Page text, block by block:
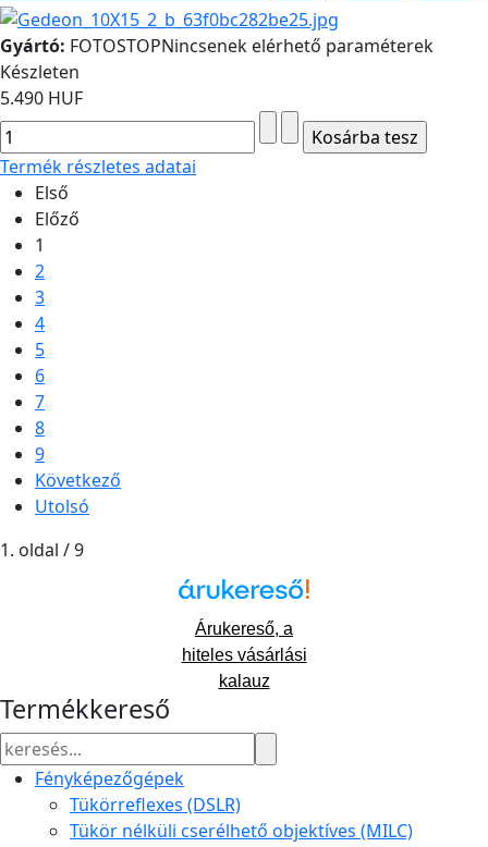
Gyártó: FOTOSTOPNincsenek elérhető paraméterek
Készleten
5.490 HUF
Termék részletes adatai
Első
Előző
1
2
3
4
5
6
7
8
9
Következő
Utolsó
1. oldal / 9
Árukereső, a
hiteles vásárlási
kalauz
Termékkereső
Fényképezőgépek
Tükörreflexes (DSLR)
Tükör nélküli cserélhető objektíves (MILC)